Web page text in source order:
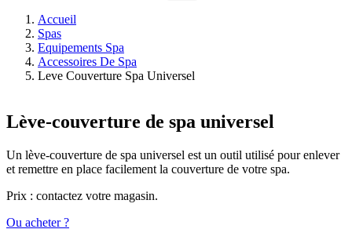
Accueil
Spas
Equipements Spa
Accessoires De Spa
Leve Couverture Spa Universel
Lève-couverture de spa universel
Un lève-couverture de spa universel est un outil utilisé pour enlever
et remettre en place facilement la couverture de votre spa.
Prix : contactez votre magasin.
Ou acheter ?